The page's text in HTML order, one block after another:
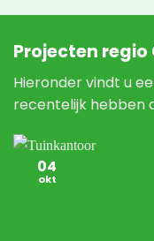
Projecten regio
Hieronder vindt u
recentelijk hebben
04
okt